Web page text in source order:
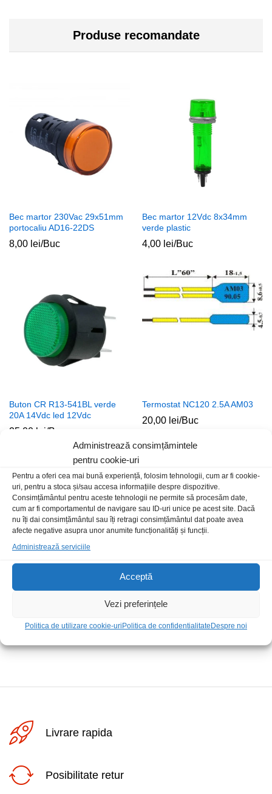
Administrează consimțămintele
pentru cookie-uri
Pentru a oferi cea mai bună experiență, folosim tehnologii, cum ar fi cookie-
uri, pentru a stoca și/sau accesa informațiile despre dispozitive.
Consimțământul pentru aceste tehnologii ne permite să procesăm date,
cum ar fi comportamentul de navigare sau ID-uri unice pe acest site. Dacă
nu îți dai consimțământul sau îți retragi consimțământul dat poate avea
afecte negative asupra unor anumite funcționalități și funcții.
Administrează serviciile
Acceptă
Vezi preferințele
Politica de utilizare cookie-uriPolitica de confidentialitateDespre noi
Produse recomandate
Bec martor 230Vac 29x51mm
portocaliu AD16-22DS
8,00 lei/Buc
Bec martor 12Vdc 8x34mm
verde plastic
4,00 lei/Buc
Buton CR R13-541BL verde
20A 14Vdc led 12Vdc
25,00 lei/Buc
Termostat NC120 2.5A AM03
20,00 lei/Buc
Stoc epuizat
Intrerupator CR 41x38x28mm
ON-OFF 16A 250Vac verde
18,00lei/Buc
Comutator CR ON-OFF auto
maneta albastru cu iluminare
15,00lei/Buc
Livrare rapida
Posibilitate retur